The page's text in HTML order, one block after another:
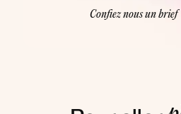
Confiez nous un brief